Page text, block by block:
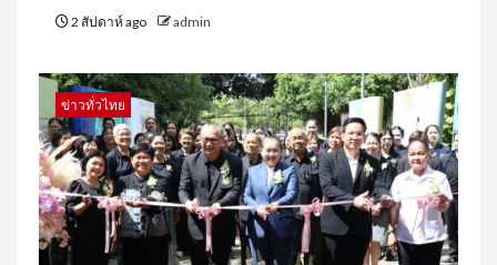
2 สัปดาห์ ago admin
ข่าวทั่วไทย